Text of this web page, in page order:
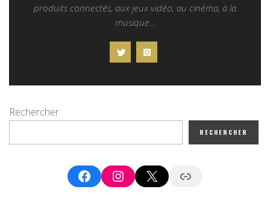
produits connectés, aux jeux vidéo, au cinéma, à la
musique...
Rechercher
RECHERCHER
FacebookInstagram
X Google News